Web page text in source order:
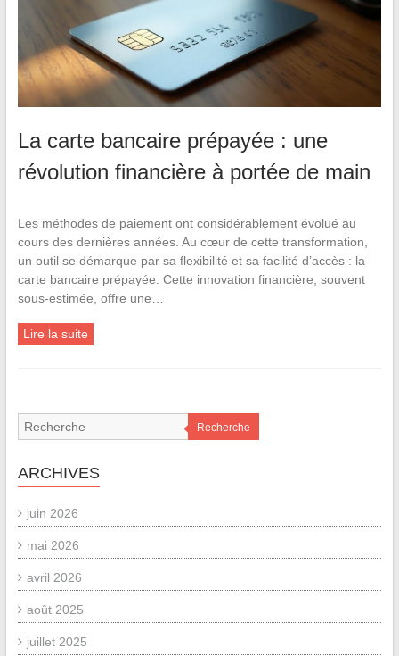
La carte bancaire prépayée : une
révolution financière à portée de main
Les méthodes de paiement ont considérablement évolué au
cours des dernières années. Au cœur de cette transformation,
un outil se démarque par sa flexibilité et sa facilité d’accès : la
carte bancaire prépayée. Cette innovation financière, souvent
sous-estimée, offre une…
Lire la suite
Recherche
ARCHIVES
juin 2026
mai 2026
avril 2026
août 2025
juillet 2025